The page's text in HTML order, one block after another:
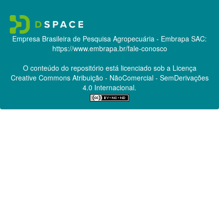
Empresa Brasileira de Pesquisa Agropecuária - Embrapa SAC:
https://www.embrapa.br/fale-conosco
O conteúdo do repositório está licenciado sob a Licença
Creative CommonsAtribuição - NãoComercial - SemDerivações
4.0 Internacional.